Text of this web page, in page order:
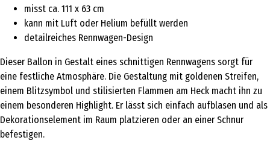
misst ca. 111 x 63 cm
kann mit Luft oder Helium befüllt werden
detailreiches Rennwagen-Design
Dieser Ballon in Gestalt eines schnittigen Rennwagens sorgt für
eine festliche Atmosphäre. Die Gestaltung mit goldenen Streifen,
einem Blitzsymbol und stilisierten Flammen am Heck macht ihn zu
einem besonderen Highlight. Er lässt sich einfach aufblasen und als
Dekorationselement im Raum platzieren oder an einer Schnur
befestigen.